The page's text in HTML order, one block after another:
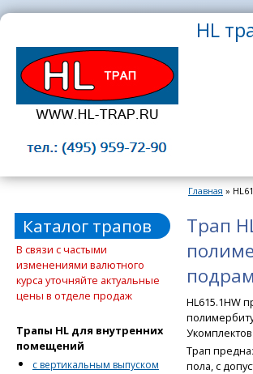
Перейти к основному содержанию
HL
Главная »
Трап
HL615.1HW
Трап
пола, с
Каталог трапов
В связи с частыми
изменениями валютного
курса уточняйте актуальные
цены в отделе продаж
Трапы HL для внутренних
помещений
с вертикальным выпуском